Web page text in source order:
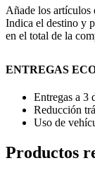
Añade los artículos
Indica el destino y
en el total de la
ENTREGAS
Entregas a 3
Reducción
Uso de
Productos